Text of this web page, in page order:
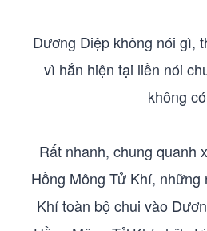
Dương Diệp không nói gì,
vì hắn hiện tại liền nói
không
Rất nhanh, chung quanh
Hồng Mông Tử Khí, những
Khí toàn bộ chui vào